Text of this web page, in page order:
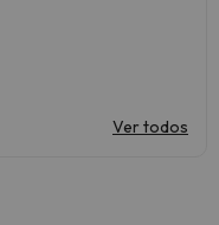
Ver todos